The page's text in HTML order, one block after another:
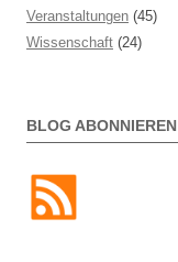
Veranstaltungen (45)
Wissenschaft (24)
BLOG ABONNIEREN